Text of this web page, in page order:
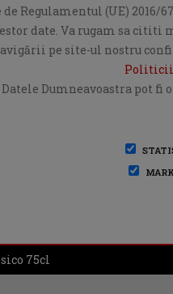
Regulamentul (UE)
date. Va rugam sa cititi
pe site-ul nostru
Politicii
Datele Dumneavoastra pot
75cl